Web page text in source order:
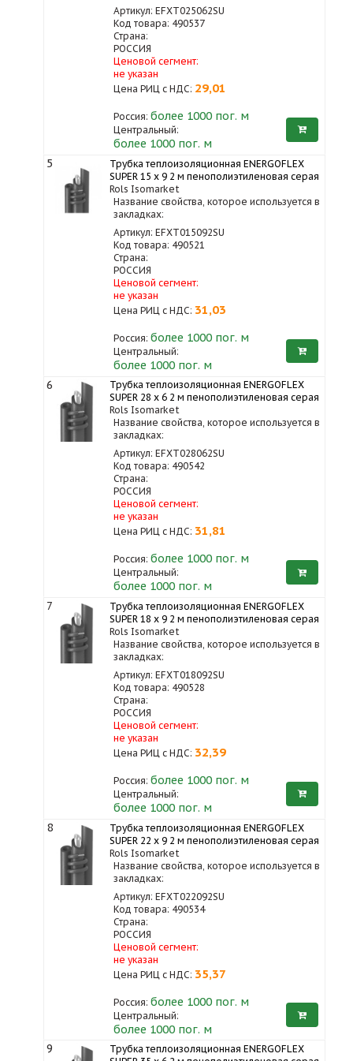
Артикул: EFXT025062SU
Код товара: 490537
Страна:
РОССИЯ
Ценовой сегмент:
не указан
Цена РИЦ с НДС: 29,01
Россия: более 1000 пог. м
Центральный:
более 1000 пог. м
5
Трубка теплоизоляционная ENERGOFLEX
SUPER 15 x 9 2 м пенополиэтиленовая серая
Rols Isomarket
Название свойства, которое используется в
закладках:
Артикул: EFXT015092SU
Код товара: 490521
Страна:
РОССИЯ
Ценовой сегмент:
не указан
Цена РИЦ с НДС: 31,03
Россия: более 1000 пог. м
Центральный:
более 1000 пог. м
6
Трубка теплоизоляционная ENERGOFLEX
SUPER 28 x 6 2 м пенополиэтиленовая серая
Rols Isomarket
Название свойства, которое используется в
закладках:
Артикул: EFXT028062SU
Код товара: 490542
Страна:
РОССИЯ
Ценовой сегмент:
не указан
Цена РИЦ с НДС: 31,81
Россия: более 1000 пог. м
Центральный:
более 1000 пог. м
7
Трубка теплоизоляционная ENERGOFLEX
SUPER 18 x 9 2 м пенополиэтиленовая серая
Rols Isomarket
Название свойства, которое используется в
закладках:
Артикул: EFXT018092SU
Код товара: 490528
Страна:
РОССИЯ
Ценовой сегмент:
не указан
Цена РИЦ с НДС: 32,39
Россия: более 1000 пог. м
Центральный:
более 1000 пог. м
8
Трубка теплоизоляционная ENERGOFLEX
SUPER 22 x 9 2 м пенополиэтиленовая серая
Rols Isomarket
Название свойства, которое используется в
закладках:
Артикул: EFXT022092SU
Код товара: 490534
Страна:
РОССИЯ
Ценовой сегмент:
не указан
Цена РИЦ с НДС: 35,37
Россия: более 1000 пог. м
Центральный:
более 1000 пог. м
9
Трубка теплоизоляционная ENERGOFLEX